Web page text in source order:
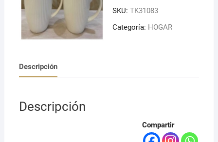
SKU:TK31083
Categoría: HOGAR
Descripción
Descripción
Compartir